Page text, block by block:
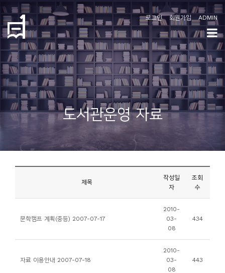
로그인 회원가입 ADMIN
도서관운영 자료
제목
작성일
자
조회
수
문학캠프 계획(중등) 2007-07-17
2010-
03-
08
434
자료 이용안내 2007-07-18
2010-
03-
08
443
학
도
협
소
개
지
사